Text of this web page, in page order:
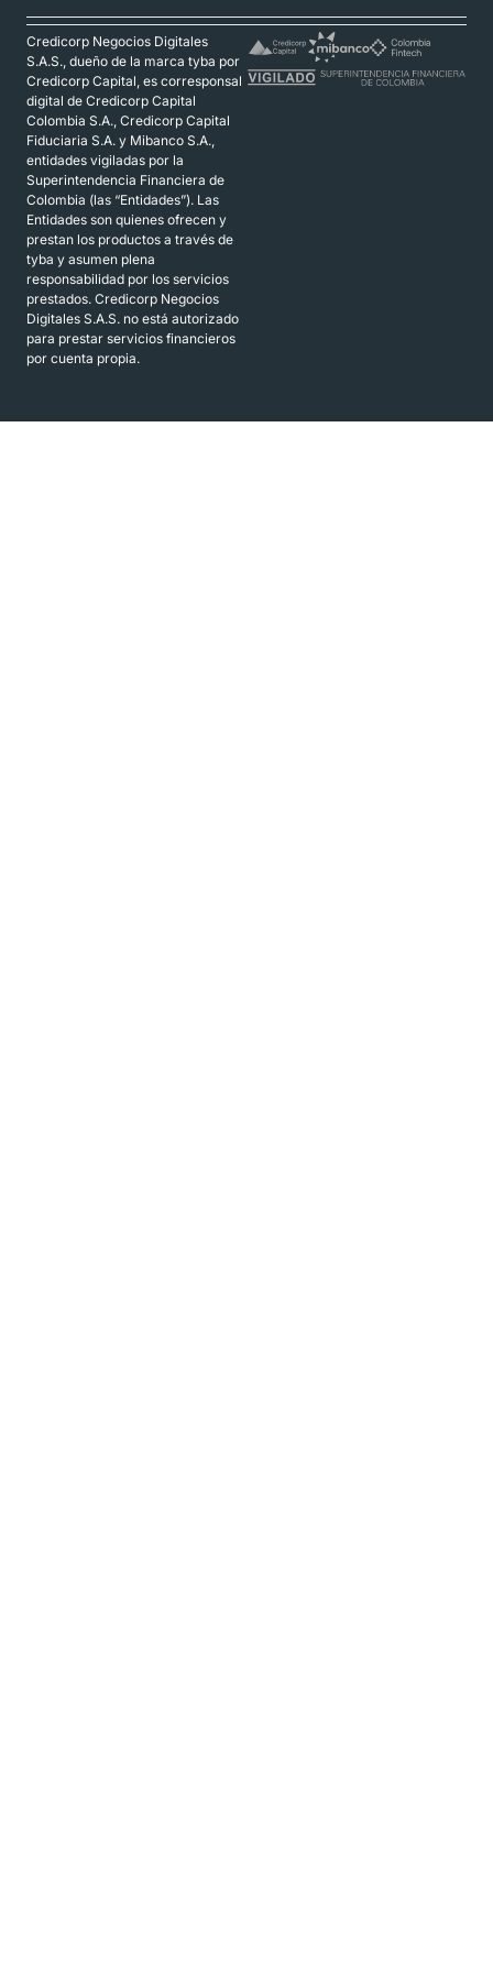
Credicorp Negocios Digitales
S.A.S., dueño de la marca tyba por
Credicorp Capital, es corresponsal
digital de Credicorp Capital
Colombia S.A., Credicorp Capital
Fiduciaria S.A. y Mibanco S.A.,
entidades vigiladas por la
Superintendencia Financiera de
Colombia (las “Entidades”). Las
Entidades son quienes ofrecen y
prestan los productos a través de
tyba y asumen plena
responsabilidad por los servicios
prestados. Credicorp Negocios
Digitales S.A.S. no está autorizado
para prestar servicios financieros
por cuenta propia.